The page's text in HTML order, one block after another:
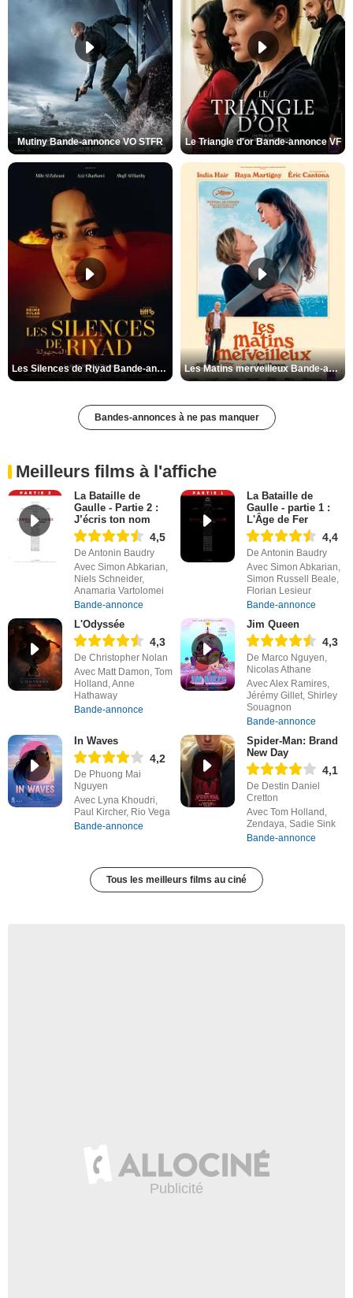
Mutiny Bande-annonce VO STFR Le Triangle d'or Bande-annonce VF
Les Silences de Riyad Bande-annonce VO STFR Les Matins merveilleux Bande-annonce VF
Bandes-annonces à ne pas manquer
Meilleurs films à l'affiche
La Bataille de
Gaulle - Partie 2 :
J’écris ton nom
4,5
De Antonin Baudry
Avec Simon Abkarian,
Niels Schneider,
Anamaria Vartolomei
Bande-annonce
La Bataille de
Gaulle - partie 1 :
L'Âge de Fer
4,4
De Antonin Baudry
Avec Simon Abkarian,
Simon Russell Beale,
Florian Lesieur
Bande-annonce
L'Odyssée
4,3
De Christopher Nolan
Avec Matt Damon, Tom
Holland, Anne
Hathaway
Bande-annonce
Jim Queen
4,3
De Marco Nguyen,
Nicolas Athane
Avec Alex Ramires,
Jérémy Gillet, Shirley
Souagnon
Bande-annonce
In Waves
4,2
De Phuong Mai
Nguyen
Avec Lyna Khoudri,
Paul Kircher, Rio Vega
Bande-annonce
Spider-Man: Brand
New Day
4,1
De Destin Daniel
Cretton
Avec Tom Holland,
Zendaya, Sadie Sink
Bande-annonce
Tous les meilleurs films au ciné